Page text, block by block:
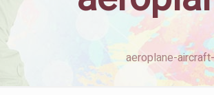
aeroplane-